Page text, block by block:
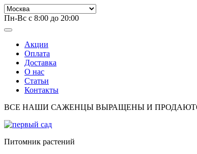
Пн-Вс с 8:00 до 20:00
Акции
Оплата
Доставка
О нас
Статьи
Контакты
ВСЕ НАШИ САЖЕНЦЫ ВЫРАЩЕНЫ И
Питомник растений